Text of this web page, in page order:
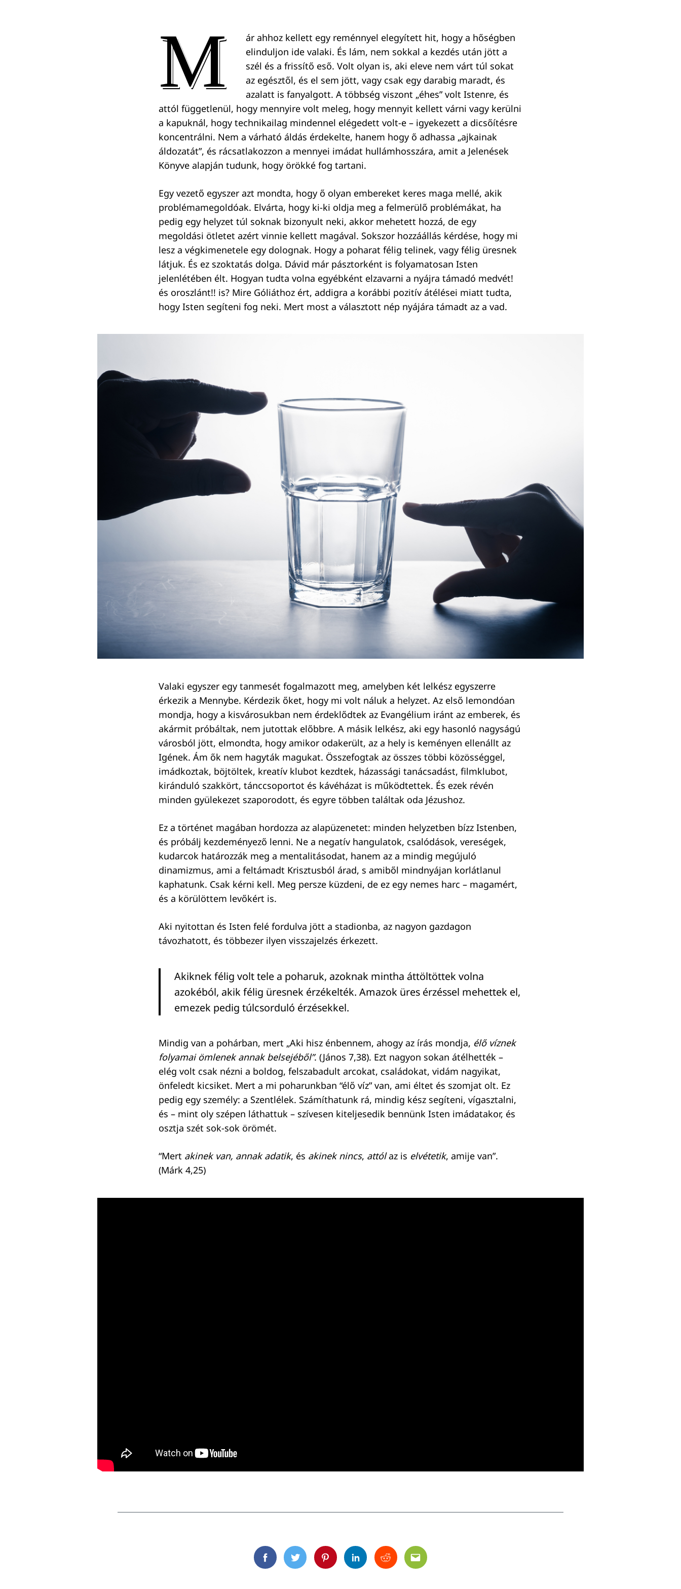
M
ár ahhoz kellett egy reménnyel elegyített hit, hogy a hőségben
elinduljon ide valaki. És lám, nem sokkal a kezdés után jött a
szél és a frissítő eső. Volt olyan is, aki eleve nem várt túl sokat
az egésztől, és el sem jött, vagy csak egy darabig maradt, és
azalatt is fanyalgott. A többség viszont „éhes” volt Istenre, és
attól függetlenül, hogy mennyire volt meleg, hogy mennyit kellett várni vagy kerülni
a kapuknál, hogy technikailag mindennel elégedett volt-e – igyekezett a dicsőítésre
koncentrálni. Nem a várható áldás érdekelte, hanem hogy ő adhassa „ajkainak
áldozatát”, és rácsatlakozzon a mennyei imádat hullámhosszára, amit a Jelenések
Könyve alapján tudunk, hogy örökké fog tartani.
Egy vezető egyszer azt mondta, hogy ő olyan embereket keres maga mellé, akik
problémamegoldóak. Elvárta, hogy ki-ki oldja meg a felmerülő problémákat, ha
pedig egy helyzet túl soknak bizonyult neki, akkor mehetett hozzá, de egy
megoldási ötletet azért vinnie kellett magával. Sokszor hozzáállás kérdése, hogy mi
lesz a végkimenetele egy dolognak. Hogy a poharat félig telinek, vagy félig üresnek
látjuk. És ez szoktatás dolga. Dávid már pásztorként is folyamatosan Isten
jelenlétében élt. Hogyan tudta volna egyébként elzavarni a nyájra támadó medvét!
és oroszlánt!! is? Mire Góliáthoz ért, addigra a korábbi pozitív átélései miatt tudta,
hogy Isten segíteni fog neki. Mert most a választott nép nyájára támadt az a vad.
Valaki egyszer egy tanmesét fogalmazott meg, amelyben két lelkész egyszerre
érkezik a Mennybe. Kérdezik őket, hogy mi volt náluk a helyzet. Az első lemondóan
mondja, hogy a kisvárosukban nem érdeklődtek az Evangélium iránt az emberek, és
akármit próbáltak, nem jutottak előbbre. A másik lelkész, aki egy hasonló nagyságú
városból jött, elmondta, hogy amikor odakerült, az a hely is keményen ellenállt az
Igének. Ám ők nem hagyták magukat. Összefogtak az összes többi közösséggel,
imádkoztak, böjtöltek, kreatív klubot kezdtek, házassági tanácsadást, filmklubot,
kiránduló szakkört, tánccsoportot és kávéházat is működtettek. És ezek révén
minden gyülekezet szaporodott, és egyre többen találtak oda Jézushoz.
Ez a történet magában hordozza az alapüzenetet: minden helyzetben bízz Istenben,
és próbálj kezdeményező lenni. Ne a negatív hangulatok, csalódások, vereségek,
kudarcok határozzák meg a mentalitásodat, hanem az a mindig megújuló
dinamizmus, ami a feltámadt Krisztusból árad, s amiből mindnyájan korlátlanul
kaphatunk. Csak kérni kell. Meg persze küzdeni, de ez egy nemes harc – magamért,
és a körülöttem levőkért is.
Aki nyitottan és Isten felé fordulva jött a stadionba, az nagyon gazdagon
távozhatott, és többezer ilyen visszajelzés érkezett.
Akiknek félig volt tele a poharuk, azoknak mintha áttöltöttek volna
azokéból, akik félig üresnek érzékelték. Amazok üres érzéssel mehettek el,
emezek pedig túlcsorduló érzésekkel.
Mindig van a pohárban, mert „Aki hisz énbennem, ahogy az írás mondja, élő víznek
folyamai ömlenek annak belsejéből”. (János 7,38). Ezt nagyon sokan átélhették –
elég volt csak nézni a boldog, felszabadult arcokat, családokat, vidám nagyikat,
önfeledt kicsiket. Mert a mi poharunkban “élő víz” van, ami éltet és szomjat olt. Ez
pedig egy személy: a Szentlélek. Számíthatunk rá, mindig kész segíteni, vígasztalni,
és – mint oly szépen láthattuk – szívesen kiteljesedik bennünk Isten imádatakor, és
osztja szét sok-sok örömét.
“Mert akinek van, annak adatik, és akinek nincs, attólaz is elvétetik, amije van”.
(Márk 4,25)
FacebookTwitterPinterestLinkedinRedditEmail